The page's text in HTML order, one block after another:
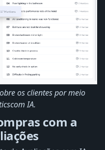
os clientes por meio
IA.
com a